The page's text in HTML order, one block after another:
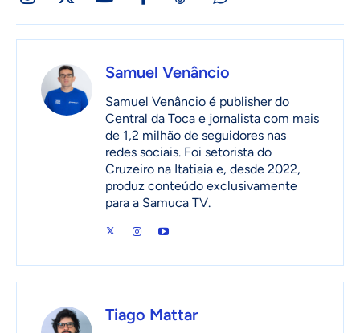
Samuel Venâncio
Samuel Venâncio é publisher do
Central da Toca e jornalista com mais
de 1,2 milhão de seguidores nas
redes sociais. Foi setorista do
Cruzeiro na Itatiaia e, desde 2022,
produz conteúdo exclusivamente
para a Samuca TV.
Tiago Mattar